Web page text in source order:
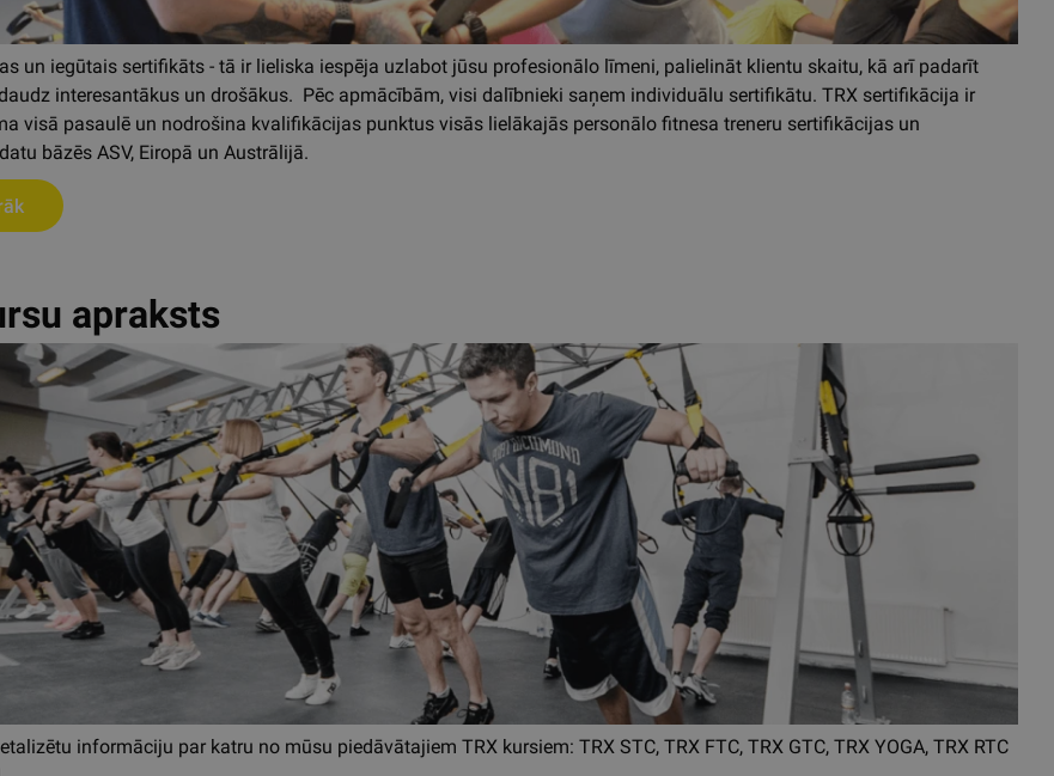
un iegūtais sertifikāts - tā ir lieliska iespēja uzlabot jūsu profesionālo līmeni, palielināt klientu skaitu, kā arī padarīt
interesantākus un drošākus. Pēc apmācībām, visi dalībnieki saņem individuālu sertifikātu. TRX sertifikācija ir
visā pasaulē un nodrošina kvalifikācijas punktus visās lielākajās personālo fitnesa treneru sertifikācijas un
bāzēs ASV, Eiropā un Austrālijā.
apraksts
informāciju par katru no mūsu piedāvātajiem TRX kursiem: TRX STC, TRX FTC, TRX GTC, TRX YOGA, TRX RTC